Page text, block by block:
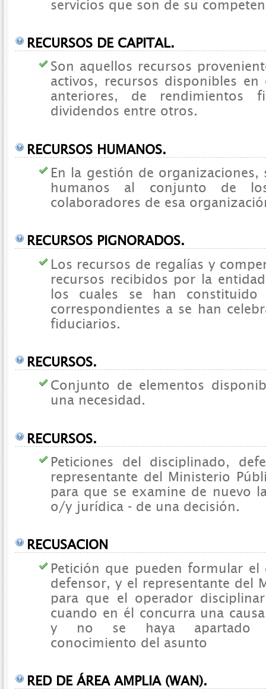
servicios que son de su
RECURSOS DE CAPITAL.
Son aquellos recursos
activos, recursos disponibles en
anteriores, de rendimientos
dividendos entre otros.
RECURSOS HUMANOS.
En la gestión de organizaciones,
humanos al conjunto de
colaboradores de esa
RECURSOS PIGNORADOS.
Los recursos de regalías y
recursos recibidos por la
los cuales se han constituido
correspondientes a se han
fiduciarios.
RECURSOS.
Conjunto de elementos
una necesidad.
RECURSOS.
Peticiones del disciplinado,
representante del Ministerio
para que se examine de nuevo
o/y jurídica - de una decisión.
RECUSACION
Petición que pueden formular
defensor, y el representante del
para que el operador
cuando en él concurra una
y no se haya apartado
conocimiento del asunto
RED DE ÁREA AMPLIA (WAN).